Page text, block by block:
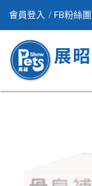
會員登入 FB粉絲團